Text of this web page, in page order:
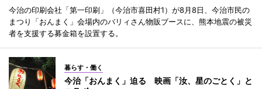
今治の印刷会社「第一印刷」（今治市喜田村1）が8月8日、今治市民の
まつり「おんまく」会場内のバリィさん物販ブースに、熊本地震の被災
者を支援する募金箱を設置する。
暮らす・働く
今治「おんまく」迫る 映画「汝、星のごとく」と